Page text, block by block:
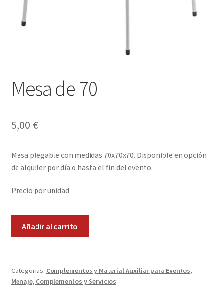
Finalizar compra
Menaje, Complementos y Servicios
Métodos de pago
Novedades
Ofertas
Términos y condiciones
Mesa de 70
5,00 €
Mesa plegable con medidas 70x70x70. Disponible en opción
de alquiler por día o hasta el fin del evento.
Precio por unidad
Añadir al carrito
Categorías: Complementos y Material Auxiliar para Eventos,
Menaje, Complementos y Servicios